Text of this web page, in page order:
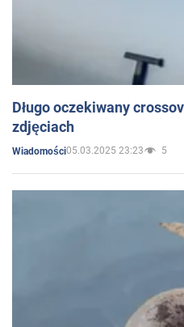
Długo oczekiwany
zdjęciach
Wiadomości05.03.2025 23:23 5